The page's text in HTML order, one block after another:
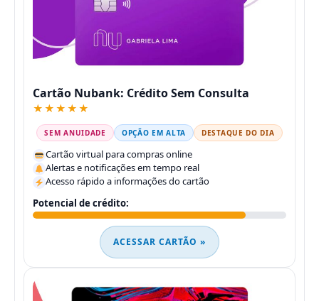
Cartão Nubank: Crédito Sem Consulta
★★★★★
SEM ANUIDADE OPÇÃO EM ALTA DESTAQUE DO DIA
Cartão virtual para compras online
Alertas e notificações em tempo real
Acesso rápido a informações do cartão
Potencial de crédito:
ACESSAR CARTÃO »